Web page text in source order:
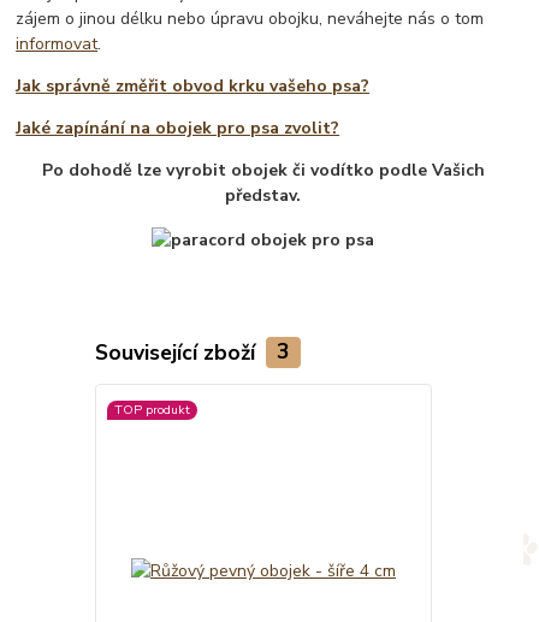
zájem o jinou délku nebo úpravu obojku, neváhejte nás o tom
informovat.
Jak správně změřit obvod krku vašeho psa?
Jaké zapínání na obojek pro psa zvolit?
Po dohodě lze vyrobit obojek či vodítko podle Vašich
představ.
Související zboží 3
TOP produkt